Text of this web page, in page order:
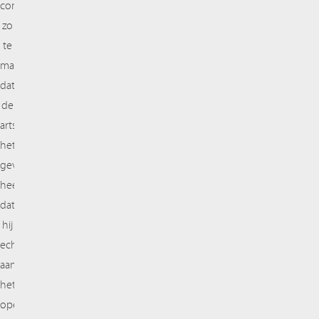
controller
zo
te
maken
dat
de
arts
het
gevoel
heeft
dat
hij
echt
aan
het
opereren